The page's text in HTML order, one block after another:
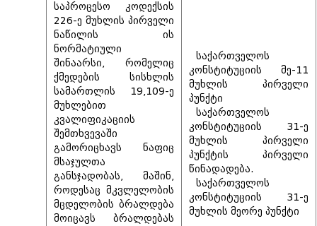
საპროცესო კოდექსის
226-ე მუხლის პირველი
ნაწილის ის
ნორმატიული
შინაარსი, რომელიც
ქმედების სისხლის
სამართლის 19,109-ე
მუხლებით
კვალიფიკაციის
შემთხვევაში
გამორიცხავს ნაფიც
მსაჯულთა
განსჯადობას, მაშინ,
როდესაც მკვლელობის
მცდელობის ბრალდება
მოიცავს ბრალდებას
საქართველოს
კონსტიტუციის მე-11
მუხლის პირველი
პუნქტი
საქართველოს
კონსტიტუციის 31-ე
მუხლის პირველი
პუნქტის პირველი
წინადადება.
საქართველოს
კონსტიტუციის 31-ე
მუხლის მეორე პუნქტი